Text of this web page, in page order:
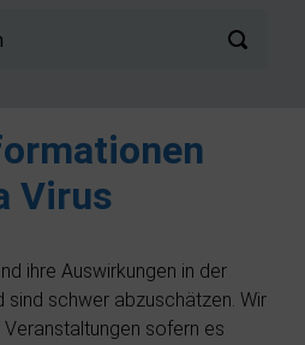
Virus
ihre Auswirkungen in der
schwer abzuschätzen. Wir
sofern es